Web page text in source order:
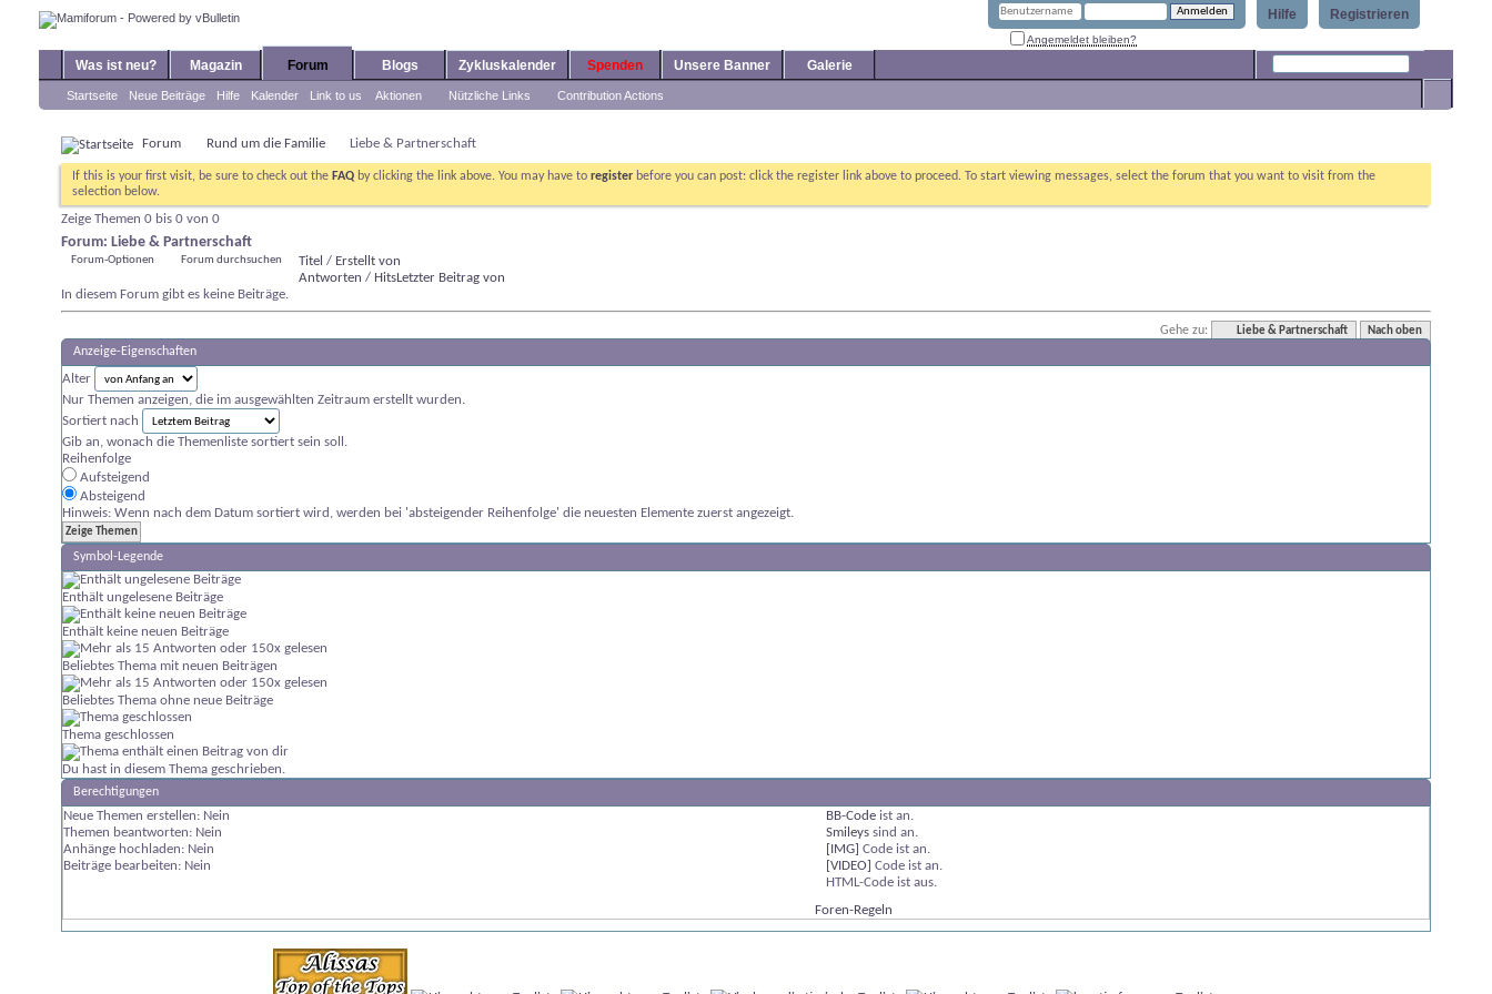
Registrieren
Hilfe
Angemeldet bleiben?
Was ist neu? Magazin Forum
Startseite Neue Beiträge Hilfe Kalender Link to us Aktionen Nützliche Links Contribution Actions
Blogs Zykluskalender Spenden Unsere Banner Galerie
Forum Rund um die Familie Liebe & Partnerschaft
If this is your first visit, be sure to check out the FAQ by clicking the link above. You may have to register before you can post: click the register link above to proceed. To start viewing messages, select the forum that you want to visit from the
selection below.
Zeige Themen 0 bis 0 von 0
Forum: Liebe & Partnerschaft
Forum-Optionen Forum durchsuchen Titel / Erstellt von
Antworten / HitsLetzter Beitrag von
In diesem Forum gibt es keine Beiträge.
Gehe zu: Liebe & Partnerschaft Nach oben
Anzeige-Eigenschaften
Alter
Nur Themen anzeigen, die im ausgewählten Zeitraum erstellt wurden.
Sortiert nach
Gib an, wonach die Themenliste sortiert sein soll.
Reihenfolge
Aufsteigend
Absteigend
Hinweis: Wenn nach dem Datum sortiert wird, werden bei 'absteigender Reihenfolge' die neuesten Elemente zuerst angezeigt.
Symbol-Legende
Enthält ungelesene Beiträge
Enthält keine neuen Beiträge
Beliebtes Thema mit neuen Beiträgen
Beliebtes Thema ohne neue Beiträge
Thema geschlossen
Du hast in diesem Thema geschrieben.
Berechtigungen
Neue Themen erstellen: Nein
Themen beantworten: Nein
Anhänge hochladen: Nein
Beiträge bearbeiten: Nein
BB-Codeist an.
Smileyssind an.
[IMG] Code ist an.
[VIDEO] Code ist an.
HTML-Code ist aus.
Foren-Regeln